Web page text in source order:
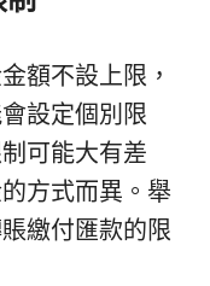
額不設上限，
設定個別限
可能大有差
方式而異。舉
繳付匯款的限